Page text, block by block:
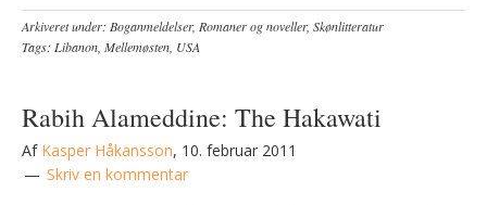
Arkiveret under: Boganmeldelser, Romaner og noveller, Skønlitteratur
Tags: Libanon Mellemøsten USA
Rabih Alameddine: The Hakawati
Af Kasper Håkansson, 10. februar 2011
Skriv en kommentar